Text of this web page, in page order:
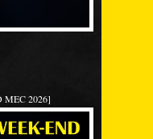
MEC 2026]